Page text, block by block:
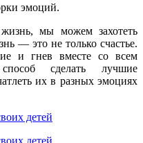
эмоций.
мы можем захотеть
— это не только счастье.
и гнев вместе со всем
сделать лучшие
их в разных эмоциях